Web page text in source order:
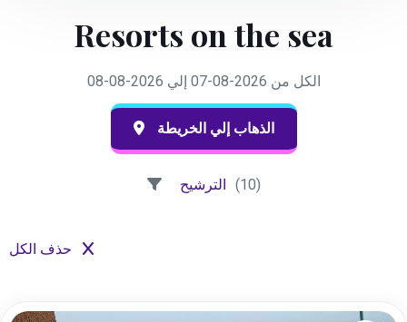
Resorts on the sea
الكل من 2026-08-07 إلي 2026-08-08
الذهاب إلي الخريطة
الترشيح (10)